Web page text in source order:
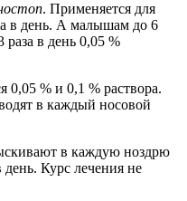
. Применяется для
в день. А малышам до 6
раза в день 0,05 %
0,05 % и 0,1 % раствора.
в каждый носовой
в каждую ноздрю
день. Курс лечения не